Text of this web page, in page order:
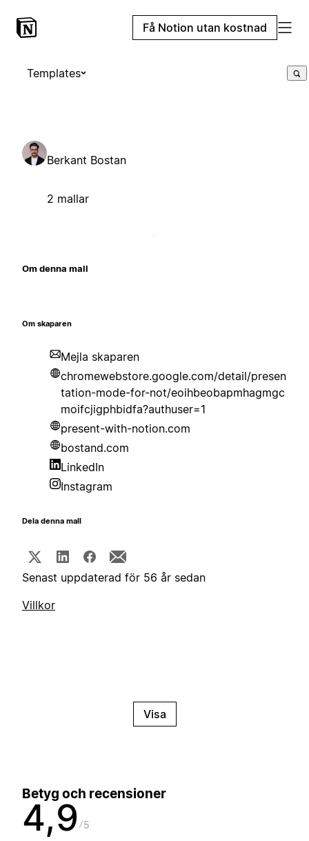
Få Notion utan kostnad
Templates
Berkant Bostan
2 mallar
Om denna mall
Om skaparen
Mejla skaparen
chromewebstore.google.com/detail/presen
tation-mode-for-not/eoihbeobapmhagmgc
moifcjigphbidfa?authuser=1
present-with-notion.com
bostand.com
LinkedIn
Instagram
Dela denna mall
Senast uppdaterad för 56 år sedan
Villkor
Visa
Betyg och recensioner
4,9 5